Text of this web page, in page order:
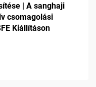
| A sanghaji
csomagolási
Kiállításon